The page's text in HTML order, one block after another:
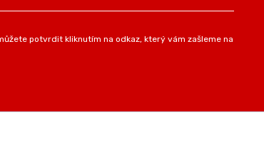
potvrdit kliknutím na odkaz, který vám zašleme na